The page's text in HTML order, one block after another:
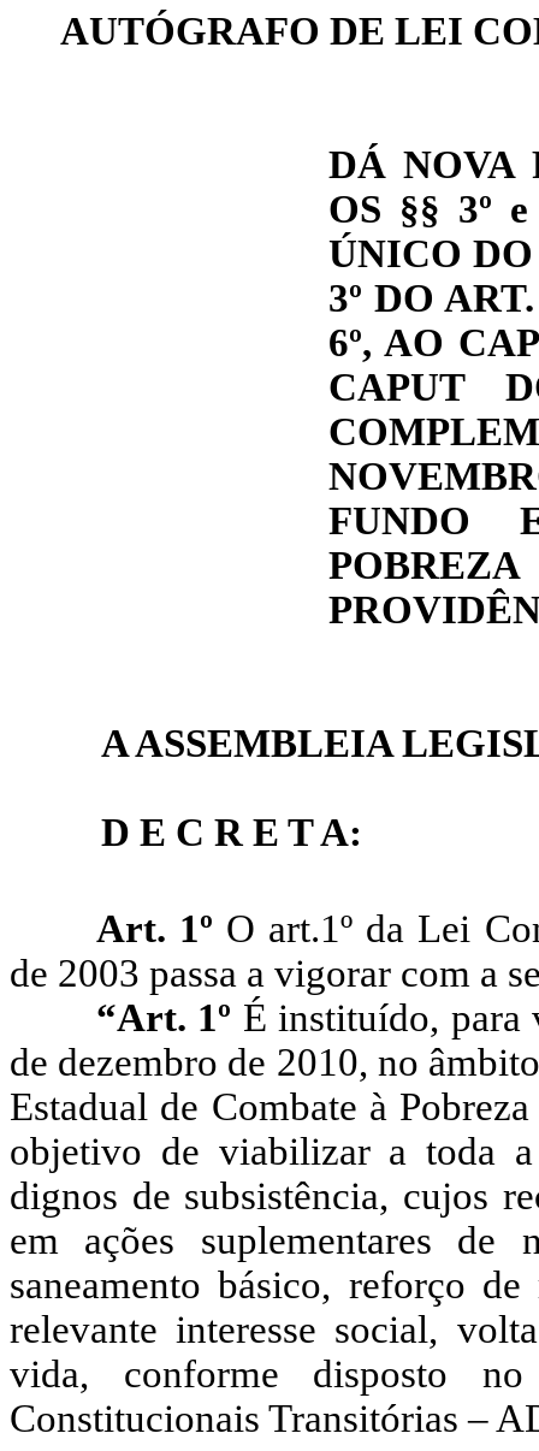
AUTÓGRAFO DE LEI
DÁ NOVA
OS §§ 3º
ÚNICO
3º DO ART.
6º, AO
CAPUT
FUNDO
A ASSEMBLEIA
D E C R E T A:
Art. 1º O art.1º da Lei
de 2003 passa a vigorar com a
“Art. 1º É instituído, para
de dezembro de 2010, no
Estadual de Combate à
objetivo de viabilizar a toda
dignos de subsistência, cujos
em ações suplementares de
saneamento básico, reforço
relevante interesse social,
vida, conforme disposto
Constitucionais Transitórias –